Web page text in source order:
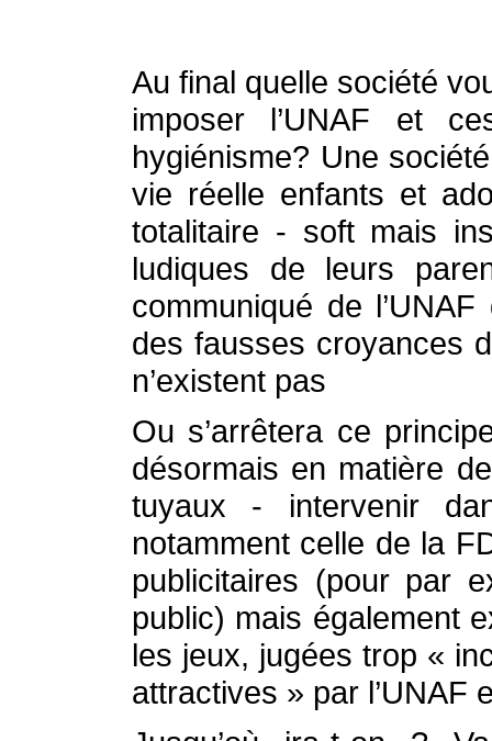
Au final quelle société
imposer l’UNAF et
hygiénisme? Une
vie réelle enfants et
totalitaire - soft mais
ludiques de leurs
communiqué de
des fausses croyances
n’existent pas
Ou s’arrêtera ce
désormais en matière
tuyaux - intervenir
notamment celle de la
publicitaires (pour par
public) mais également
les jeux, jugées trop «
attractives » par l’UNAF